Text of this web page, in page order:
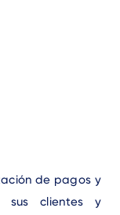
de pagos y
sus clientes y